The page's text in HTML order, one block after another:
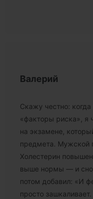
Валерий
Скажу честно:
«факторы риска», я
на экзамене,
предмета. Мужской
Холестерин
выше нормы — и
потом добавил: «И
просто